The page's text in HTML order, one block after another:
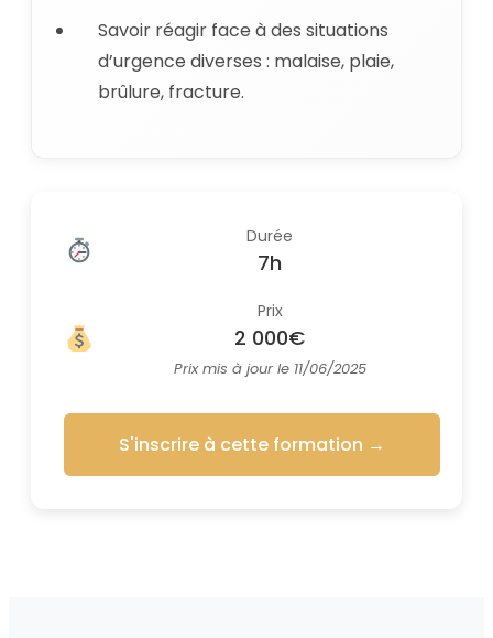
Savoir réagir face à des situations
d’urgence diverses : malaise, plaie,
brûlure, fracture.
Durée
7h
Prix
2 000€
Prix mis à jour le 11/06/2025
S'inscrire à cette formation →